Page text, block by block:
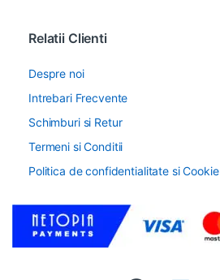
Relatii Clienti
Despre noi
Intrebari Frecvente
Schimburi si Retur
Termeni si Conditii
Politica de confidentialitate si Cookie